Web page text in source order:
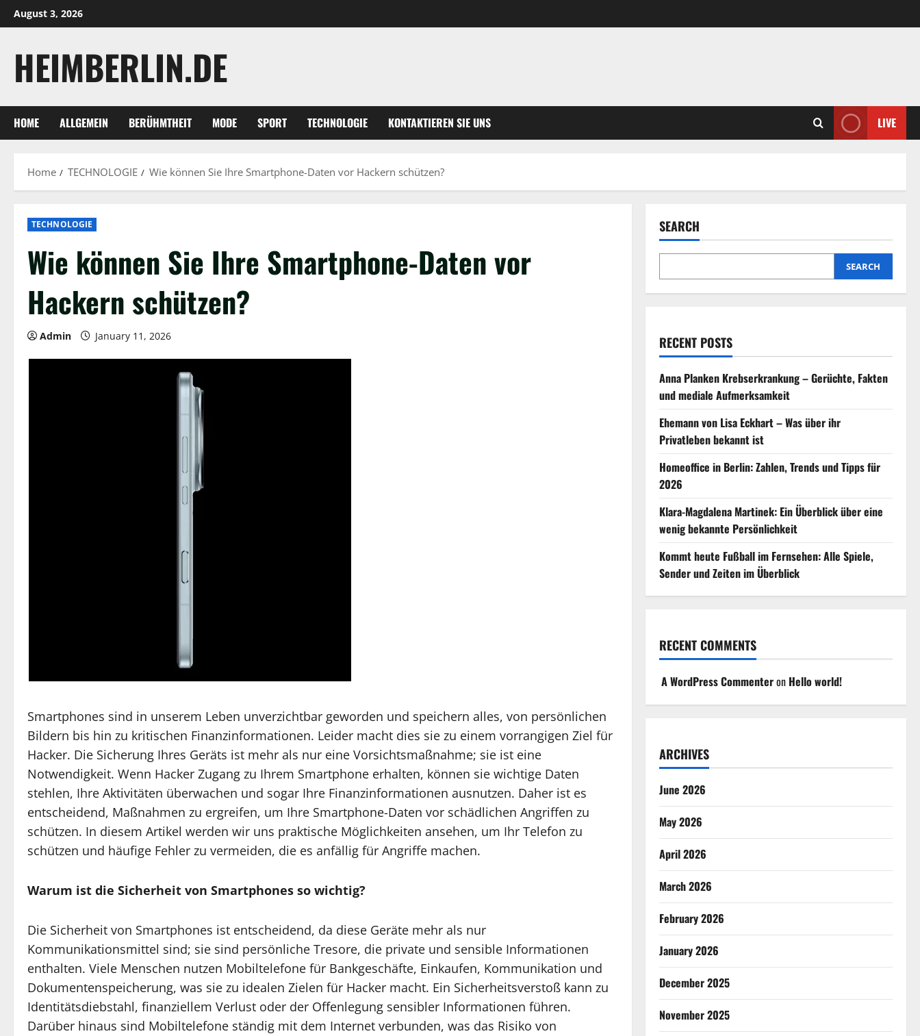
Skip
to
August 3, 2026
HEIMBERLIN.DE
HOME ALLGEMEIN BERÜHMTHEIT MODE SPORT TECHNOLOGIE KONTAKTIEREN SIE UNS LIVE
Home TECHNOLOGIE Wie können Sie Ihre Smartphone-Daten vor Hackern schützen?
TECHNOLOGIE
Wie können Sie Ihre Smartphone-Daten vor
Hackern schützen?
Admin January 11, 2026
Smartphones sind in unserem Leben unverzichtbar geworden und speichern alles, von persönlichen
Bildern bis hin zu kritischen Finanzinformationen. Leider macht dies sie zu einem vorrangigen Ziel für
Hacker. Die Sicherung Ihres Geräts ist mehr als nur eine Vorsichtsmaßnahme; sie ist eine
Notwendigkeit. Wenn Hacker Zugang zu Ihrem Smartphone erhalten, können sie wichtige Daten
stehlen, Ihre Aktivitäten überwachen und sogar Ihre Finanzinformationen ausnutzen. Daher ist es
entscheidend, Maßnahmen zu ergreifen, um Ihre Smartphone-Daten vor schädlichen Angriffen zu
schützen. In diesem Artikel werden wir uns praktische Möglichkeiten ansehen, um Ihr Telefon zu
schützen und häufige Fehler zu vermeiden, die es anfällig für Angriffe machen.
Warum ist die Sicherheit von Smartphones so wichtig?
Die Sicherheit von Smartphones ist entscheidend, da diese Geräte mehr als nur
Kommunikationsmittel sind; sie sind persönliche Tresore, die private und sensible Informationen
enthalten. Viele Menschen nutzen Mobiltelefone für Bankgeschäfte, Einkaufen, Kommunikation und
Dokumentenspeicherung, was sie zu idealen Zielen für Hacker macht. Ein Sicherheitsverstoß kann zu
Identitätsdiebstahl, finanziellem Verlust oder der Offenlegung sensibler Informationen führen.
Darüber hinaus sind Mobiltelefone ständig mit dem Internet verbunden, was das Risiko von
SEARCH
SEARCH
RECENT POSTS
Anna Planken Krebserkrankung – Gerüchte, Fakten
und mediale Aufmerksamkeit
Ehemann von Lisa Eckhart – Was über ihr
Privatleben bekannt ist
Homeoffice in Berlin: Zahlen, Trends und Tipps für
2026
Klara-Magdalena Martinek: Ein Überblick über eine
wenig bekannte Persönlichkeit
Kommt heute Fußball im Fernsehen: Alle Spiele,
Sender und Zeiten im Überblick
RECENT COMMENTS
A WordPress Commenteron Hello world!
ARCHIVES
June 2026
May 2026
April 2026
March 2026
February 2026
January 2026
December 2025
November 2025